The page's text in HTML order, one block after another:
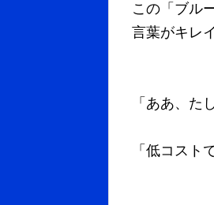
この「ブル
言葉がキレ
「ああ、た
「低コスト